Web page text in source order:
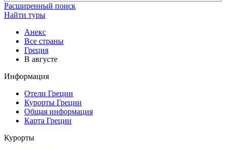
Расширенный поиск
Найти туры
Анекс
Все страны
Греция
В августе
Информация
Отели Греции
Курорты Греции
Общая информация
Карта Греции
Курорты